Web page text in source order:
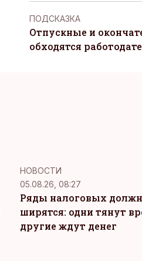
ПОДСКАЗКА
Отпускные и
обходятся
НОВОСТИ
05.08.26, 08:27
Ряды налоговых
ширятся: одни тянут
другие ждут денег